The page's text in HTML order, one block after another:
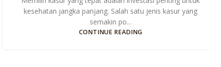
kesehatan jangka panjang. Salah satu jenis kasur yang
semakin po...
CONTINUE READING